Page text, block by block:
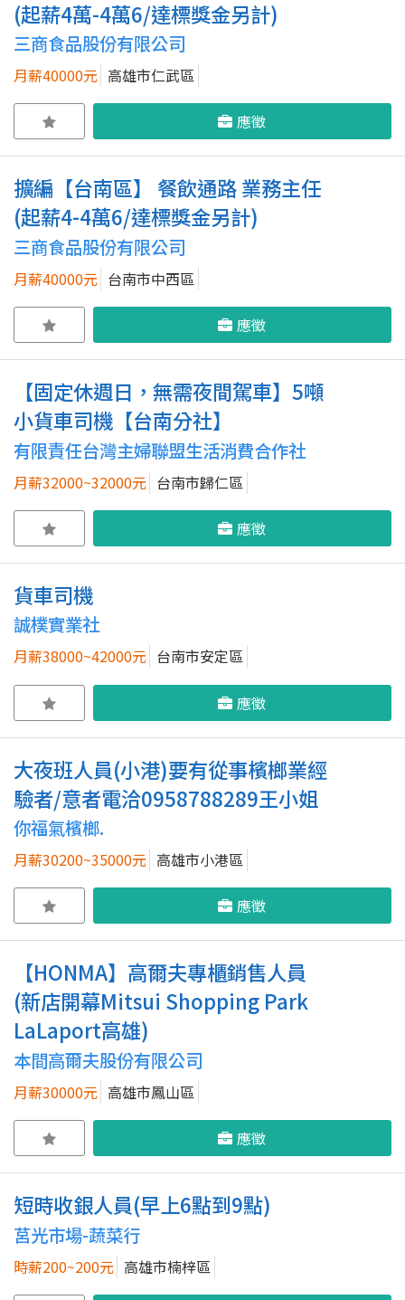
(起薪4萬-4萬6/達標獎金另計)
三商食品股份有限公司
月薪40000元 高雄市仁武區
應徵
擴編【台南區】 餐飲通路 業務主任
(起薪4-4萬6/達標獎金另計)
三商食品股份有限公司
月薪40000元 台南市中西區
應徵
【固定休週日，無需夜間駕車】5噸
小貨車司機【台南分社】
有限責任台灣主婦聯盟生活消費合作社
月薪32000~32000元 台南市歸仁區
應徵
貨車司機
誠樸實業社
月薪38000~42000元 台南市安定區
應徵
大夜班人員(小港)要有從事檳榔業經
驗者/意者電洽0958788289王小姐
你福氣檳榔.
月薪30200~35000元 高雄市小港區
應徵
【HONMA】高爾夫專櫃銷售人員
(新店開幕Mitsui Shopping Park
LaLaport高雄)
本間高爾夫股份有限公司
月薪30000元 高雄市鳳山區
應徵
短時收銀人員(早上6點到9點)
莒光市場-蔬菜行
時薪200~200元 高雄市楠梓區